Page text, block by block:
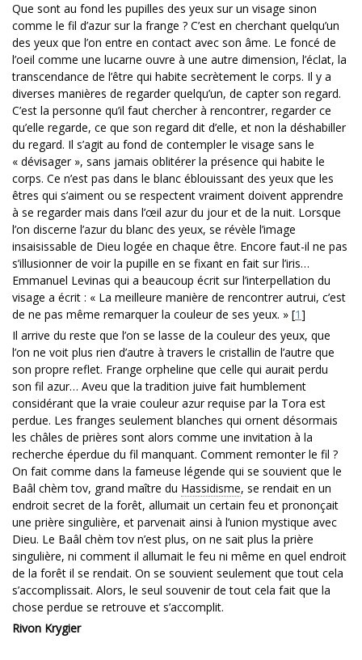
Que sont au fond les pupilles des yeux sur un visage sinon
comme le fil d’azur sur la frange ? C’est en cherchant quelqu’un
des yeux que l’on entre en contact avec son âme. Le foncé de
l’oeil comme une lucarne ouvre à une autre dimension, l’éclat, la
transcendance de l’être qui habite secrètement le corps. Il y a
diverses manières de regarder quelqu’un, de capter son regard.
C’est la personne qu’il faut chercher à rencontrer, regarder ce
qu’elle regarde, ce que son regard dit d’elle, et non la déshabiller
du regard. Il s’agit au fond de contempler le visage sans le
« dévisager », sans jamais oblitérer la présence qui habite le
corps. Ce n’est pas dans le blanc éblouissant des yeux que les
êtres qui s’aiment ou se respectent vraiment doivent apprendre
à se regarder mais dans l’œil azur du jour et de la nuit. Lorsque
l’on discerne l’azur du blanc des yeux, se révèle l’image
insaisissable de Dieu logée en chaque être. Encore faut-il ne pas
s’illusionner de voir la pupille en se fixant en fait sur l’iris…
Emmanuel Levinas qui a beaucoup écrit sur l’interpellation du
visage a écrit : « La meilleure manière de rencontrer autrui, c’est
de ne pas même remarquer la couleur de ses yeux. » [1]
Il arrive du reste que l’on se lasse de la couleur des yeux, que
l’on ne voit plus rien d’autre à travers le cristallin de l’autre que
son propre reflet. Frange orpheline que celle qui aurait perdu
son fil azur… Aveu que la tradition juive fait humblement
considérant que la vraie couleur azur requise par la Tora est
perdue. Les franges seulement blanches qui ornent désormais
les châles de prières sont alors comme une invitation à la
recherche éperdue du fil manquant. Comment remonter le fil ?
On fait comme dans la fameuse légende qui se souvient que le
Baâl chèm tov, grand maître du Hassidisme, se rendait en un
endroit secret de la forêt, allumait un certain feu et prononçait
une prière singulière, et parvenait ainsi à l’union mystique avec
Dieu. Le Baâl chèm tov n’est plus, on ne sait plus la prière
singulière, ni comment il allumait le feu ni même en quel endroit
de la forêt il se rendait. On se souvient seulement que tout cela
s’accomplissait. Alors, le seul souvenir de tout cela fait que la
chose perdue se retrouve et s’accomplit.
Rivon Krygier